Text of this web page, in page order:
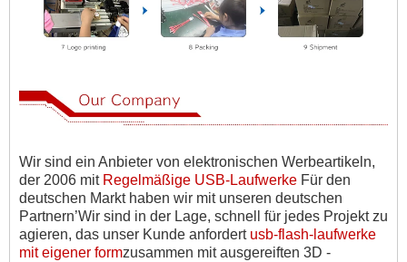
Wir sind ein Anbieter von elektronischen Werbeartikeln,
der 2006 mit Regelmäßige USB-Laufwerke Für den
deutschen Markt haben wir mit unseren deutschen
Partnern’Wir sind in der Lage, schnell für jedes Projekt zu
agieren, das unser Kunde anfordert usb-flash-laufwerke
mit eigener formzusammen mit ausgereiften 3D -